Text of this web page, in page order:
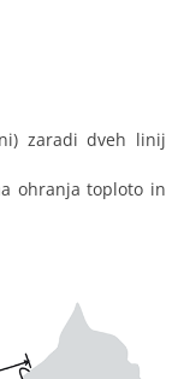
zaradi dveh linij
ohranja toploto in